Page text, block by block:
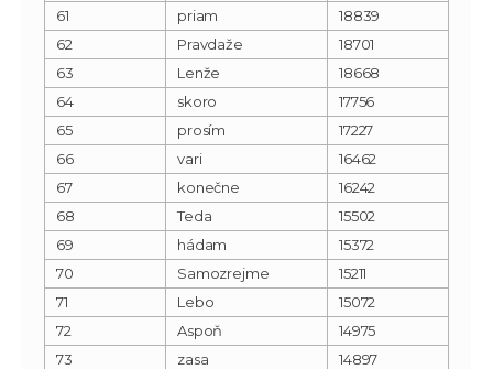
61
priam
18839
62
Pravdaže
18701
63
Lenže
18668
64
skoro
17756
65
prosím
17227
66
vari
16462
67
konečne
16242
68
Teda
15502
69
hádam
15372
70
Samozrejme
15211
71
Lebo
15072
72
Aspoň
14975
73
zasa
14897